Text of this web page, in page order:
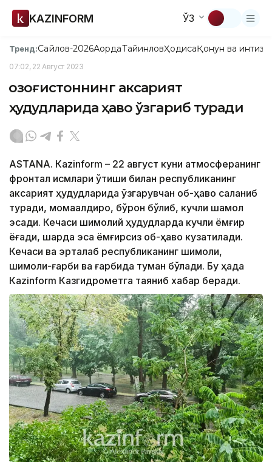
KAZINFORM ЎЗ
Тренд:Сайлов-2026АқордаТайинловҲодисаҚонун ва
07:02, 22 Август 2023
Қозоғистоннинг аксарият
ҳудудларида ҳаво ўзгариб туради
ASTANА. Кazinform – 22 август куни атмосферанинг
фронтал қисмлари ўтиши билан республиканинг
аксарият ҳудудларида ўзгарувчан об-ҳаво сақланиб
туради, момақалдироқ, бўрон бўлиб, кучли шамол
эсади. Кечаси шимолий ҳудудларда кучли ёмғир
ёғади, шарқда эса ёмғирсиз об-ҳаво кузатилади.
Кечаси ва эрталаб республиканинг шимоли,
шимоли-ғарби ва ғарбида туман бўлади. Бу ҳақда
Каzinform Казгидрометга таяниб хабар беради.